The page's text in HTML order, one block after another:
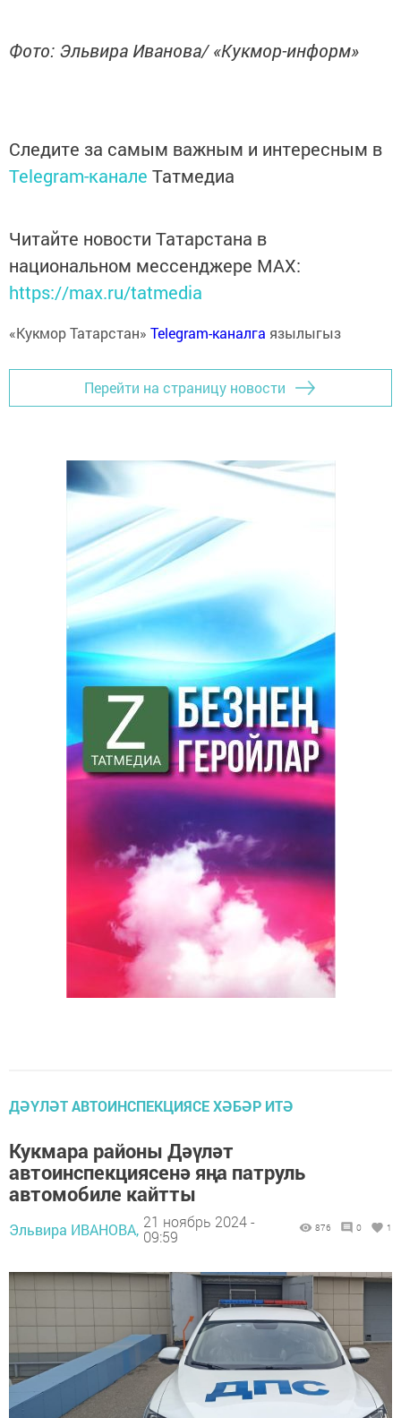
Фото: Эльвира Иванова/ «Кукмор-информ»
Следите за самым важным и интересным в
Telegram-канале Татмедиа
Читайте новости Татарстана в
национальном мессенджере MАХ:
https://max.ru/tatmedia
«Кукмор Татарстан» Telegram-каналга язылыгыз
Перейти на страницу новости
ДӘҮЛӘТ АВТОИНСПЕКЦИЯСЕ ХӘБӘР ИТӘ
Кукмара районы Дәүләт
автоинспекциясенә яңа патруль
автомобиле кайтты
Эльвира ИВАНОВА, 21 ноябрь 2024 -
09:59
876 0 1